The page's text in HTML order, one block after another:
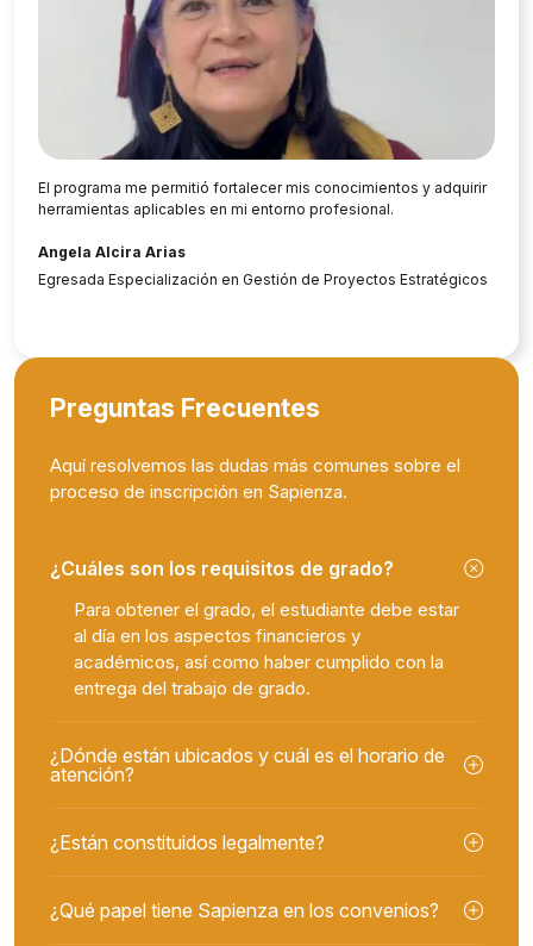
El programa me permitió fortalecer mis conocimientos y adquirir
herramientas aplicables en mi entorno profesional.
Angela Alcira Arias
Egresada Especialización en Gestión de Proyectos Estratégicos
Preguntas Frecuentes
Aquí resolvemos las dudas más comunes sobre el
proceso de inscripción en Sapienza.
¿Cuáles son los requisitos de grado?
Para obtener el grado, el estudiante debe estar
al día en los aspectos financieros y
académicos, así como haber cumplido con la
entrega del trabajo de grado.
¿Dónde están ubicados y cuál es el horario de
atención?
¿Están constituidos legalmente?
¿Qué papel tiene Sapienza en los convenios?